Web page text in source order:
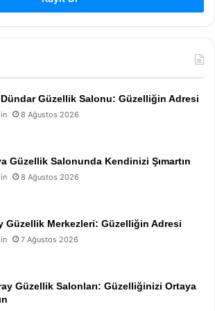
Güzellik Salonu: Güzelliğin Adresi
8 Ağustos 2026
Güzellik Salonunda Kendinizi Şımartın
8 Ağustos 2026
Güzellik Merkezleri: Güzelliğin Adresi
7 Ağustos 2026
Güzellik Salonları: Güzelliğinizi Ortaya